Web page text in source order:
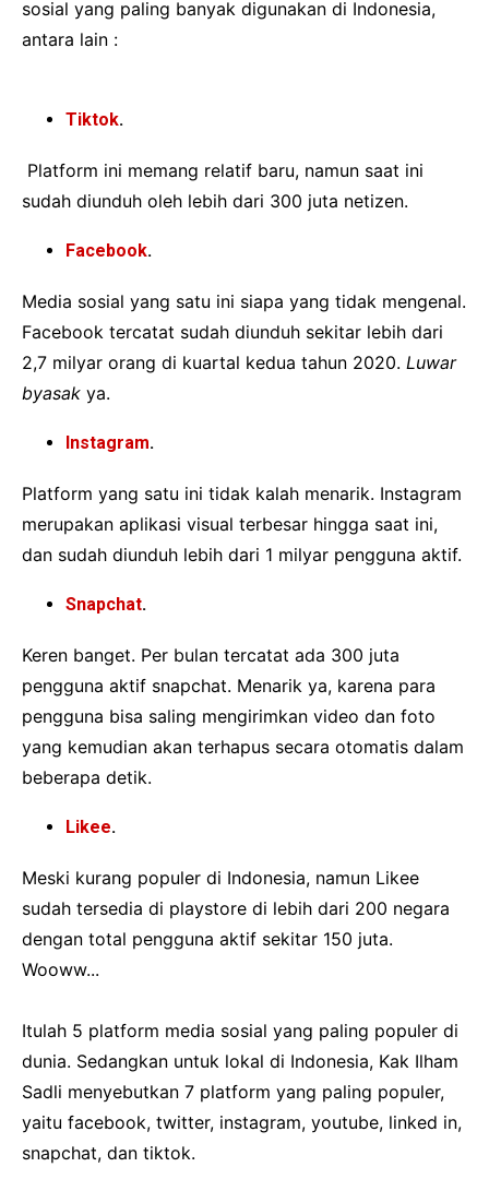
sosial yang paling banyak digunakan di Indonesia,
antara lain :
Tiktok.
Platform ini memang relatif baru, namun saat ini
sudah diunduh oleh lebih dari 300 juta netizen.
Facebook.
Media sosial yang satu ini siapa yang tidak mengenal.
Facebook tercatat sudah diunduh sekitar lebih dari
2,7 milyar orang di kuartal kedua tahun 2020. Luwar
byasak ya.
Instagram.
Platform yang satu ini tidak kalah menarik. Instagram
merupakan aplikasi visual terbesar hingga saat ini,
dan sudah diunduh lebih dari 1 milyar pengguna aktif.
Snapchat.
Keren banget. Per bulan tercatat ada 300 juta
pengguna aktif snapchat. Menarik ya, karena para
pengguna bisa saling mengirimkan video dan foto
yang kemudian akan terhapus secara otomatis dalam
beberapa detik.
Likee.
Meski kurang populer di Indonesia, namun Likee
sudah tersedia di playstore di lebih dari 200 negara
dengan total pengguna aktif sekitar 150 juta.
Wooww...
Itulah 5 platform media sosial yang paling populer di
dunia. Sedangkan untuk lokal di Indonesia, Kak Ilham
Sadli menyebutkan 7 platform yang paling populer,
yaitu facebook, twitter, instagram, youtube, linked in,
snapchat, dan tiktok.